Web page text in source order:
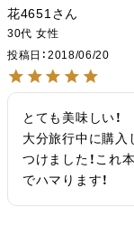
花4651
30代 女性
投稿日
2018/06/20
とても美味しい！
大分旅行中に購入
つけました！これ
でハマります！